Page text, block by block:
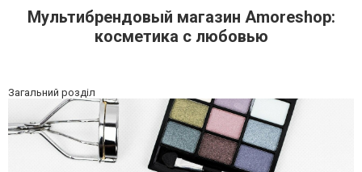
Мультибрендовый магазин Amoreshop:
косметика с любовью
Загальний розділ